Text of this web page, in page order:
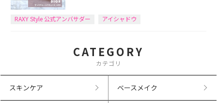
RAXY Style 公式アンバサダー アイシャドウ
CATEGORY
カテゴリ
スキンケア ベースメイク